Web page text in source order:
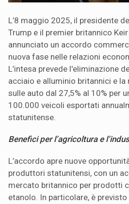
L’8 maggio 2025, il presidente
Trump e il premier britannico
annunciato un accordo
nuova fase nelle relazioni
L’intesa prevede l'eliminazione
acciaio e alluminio britannici e
sulle auto dal 27,5% al 10% per
100.000 veicoli esportati
statunitense.
Benefici per l’agricoltura e
L’accordo apre nuove
produttori statunitensi, con un
mercato britannico per prodotti
etanolo. In particolare, è